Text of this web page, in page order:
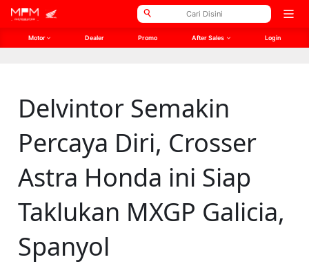
// Open Graph Meta // Twitter Meta
Open
Motor Dealer Promo After Sales Login
Delvintor Semakin
Percaya Diri, Crosser
Astra Honda ini Siap
Taklukan MXGP Galicia,
Spanyol